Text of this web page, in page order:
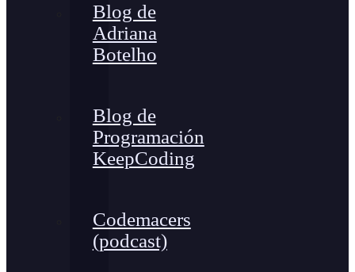
Blog de
Adriana
Botelho
Blog de
Programación
KeepCoding
Codemacers
(podcast)